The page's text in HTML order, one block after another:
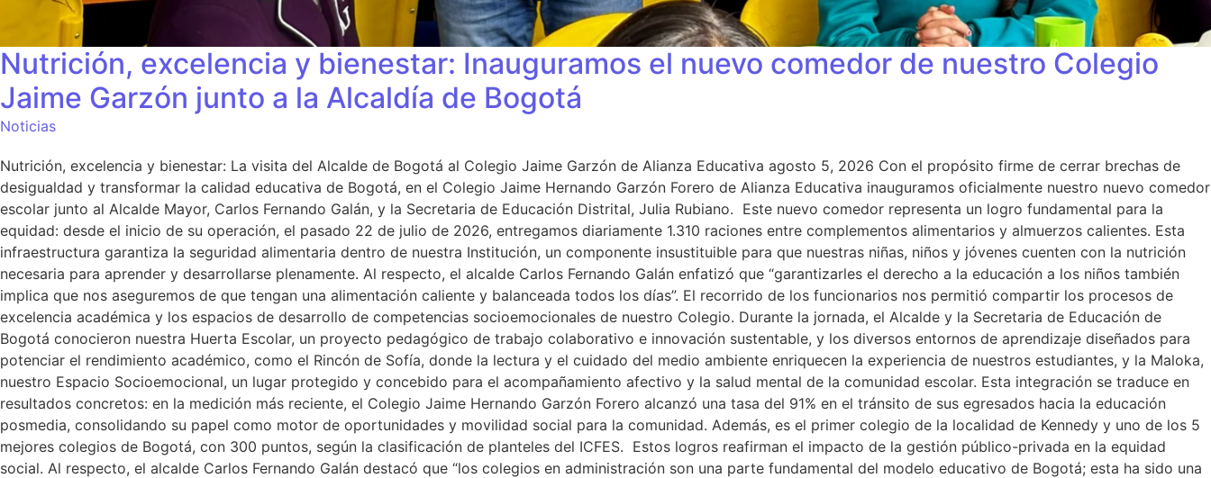
Nutrición, excelencia y bienestar: Inauguramos el nuevo comedor de nuestro Colegio
Jaime Garzón junto a la Alcaldía de Bogotá
Noticias
Nutrición, excelencia y bienestar: La visita del Alcalde de Bogotá al Colegio Jaime Garzón de Alianza Educativa agosto 5, 2026 Con el propósito firme de cerrar brechas de
desigualdad y transformar la calidad educativa de Bogotá, en el Colegio Jaime Hernando Garzón Forero de Alianza Educativa inauguramos oficialmente nuestro nuevo comedor
escolar junto al Alcalde Mayor, Carlos Fernando Galán, y la Secretaria de Educación Distrital, Julia Rubiano. Este nuevo comedor representa un logro fundamental para la
equidad: desde el inicio de su operación, el pasado 22 de julio de 2026, entregamos diariamente 1.310 raciones entre complementos alimentarios y almuerzos calientes. Esta
infraestructura garantiza la seguridad alimentaria dentro de nuestra Institución, un componente insustituible para que nuestras niñas, niños y jóvenes cuenten con la nutrición
necesaria para aprender y desarrollarse plenamente. Al respecto, el alcalde Carlos Fernando Galán enfatizó que “garantizarles el derecho a la educación a los niños también
implica que nos aseguremos de que tengan una alimentación caliente y balanceada todos los días”. El recorrido de los funcionarios nos permitió compartir los procesos de
excelencia académica y los espacios de desarrollo de competencias socioemocionales de nuestro Colegio. Durante la jornada, el Alcalde y la Secretaria de Educación de
Bogotá conocieron nuestra Huerta Escolar, un proyecto pedagógico de trabajo colaborativo e innovación sustentable, y los diversos entornos de aprendizaje diseñados para
potenciar el rendimiento académico, como el Rincón de Sofía, donde la lectura y el cuidado del medio ambiente enriquecen la experiencia de nuestros estudiantes, y la Maloka,
nuestro Espacio Socioemocional, un lugar protegido y concebido para el acompañamiento afectivo y la salud mental de la comunidad escolar. Esta integración se traduce en
resultados concretos: en la medición más reciente, el Colegio Jaime Hernando Garzón Forero alcanzó una tasa del 91% en el tránsito de sus egresados hacia la educación
posmedia, consolidando su papel como motor de oportunidades y movilidad social para la comunidad. Además, es el primer colegio de la localidad de Kennedy y uno de los 5
mejores colegios de Bogotá, con 300 puntos, según la clasificación de planteles del ICFES. Estos logros reafirman el impacto de la gestión público-privada en la equidad
social. Al respecto, el alcalde Carlos Fernando Galán destacó que “los colegios en administración son una parte fundamental del modelo educativo de Bogotá; esta ha sido una